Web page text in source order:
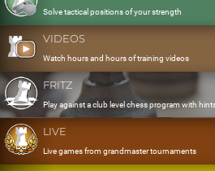
Solve tactical positions of your strength
VIDEOS
Watch hours and hours of training videos
FRITZ
Play against a club level chess program with
LIVE
Live games from grandmaster tournaments